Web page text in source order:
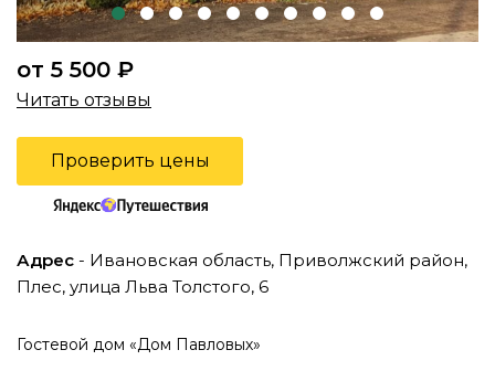
от 5 500 ₽
Читать отзывы
Проверить цены
Адрес - Ивановская область, Приволжский район,
Плес, улица Льва Толстого, 6
Гостевой дом «Дом Павловых»